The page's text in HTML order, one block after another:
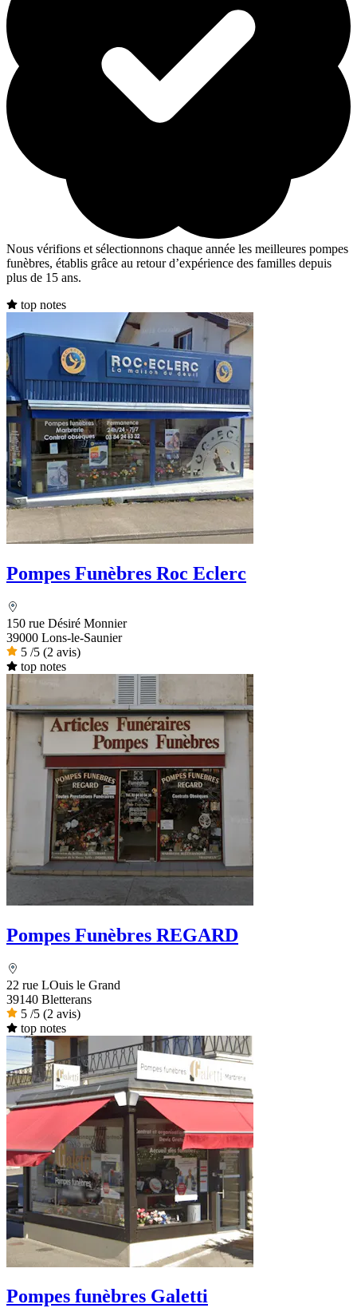
Nous vérifions et sélectionnons chaque année les meilleures pompes
funèbres, établis grâce au retour d’expérience des familles depuis
plus de 15 ans.
top notes
Pompes Funèbres Roc Eclerc
150 rue Désiré Monnier
39000 Lons-le-Saunier
5 /5 (2 avis)
top notes
Pompes Funèbres REGARD
22 rue LOuis le Grand
39140 Bletterans
5 /5 (2 avis)
top notes
Pompes funèbres Galetti